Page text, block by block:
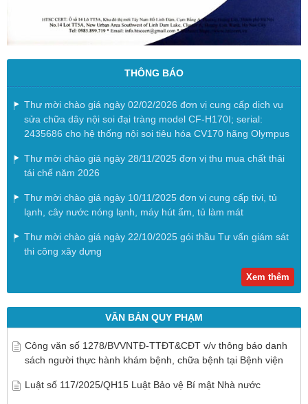
THÔNG BÁO
Thư mời chào giá ngày 02/02/2026 đơn vị cung cấp dịch vụ
sửa chữa dây nội soi đại tràng model CF-H170I; serial:
2435686 cho hệ thống nội soi tiêu hóa CV170 hãng Olympus
Thư mời chào giá ngày 28/11/2025 đơn vị thu mua chất thải
tái chế năm 2026
Thư mời chào giá ngày 10/11/2025 đơn vị cung cấp tivi, tủ
lạnh, cây nước nóng lạnh, máy hút ẩm, tủ làm mát
Thư mời chào giá ngày 22/10/2025 gói thầu Tư vấn giám sát
thi công xây dựng
Xem thêm
VĂN BẢN QUY PHẠM
Công văn số 1278/BVVNTĐ-TTĐT&CĐT v/v thông báo danh
sách người thực hành khám bệnh, chữa bệnh tại Bệnh viện
Luật số 117/2025/QH15 Luật Bảo vệ Bí mật Nhà nước